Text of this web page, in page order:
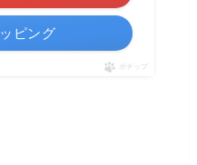
ピング
ポチップ